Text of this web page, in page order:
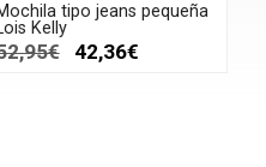
tipo jeans pequeña
Kelly
42,36€